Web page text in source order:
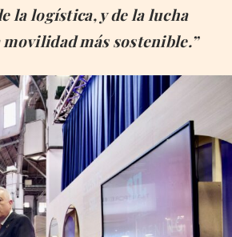
la logística, y de la lucha
más sostenible.”